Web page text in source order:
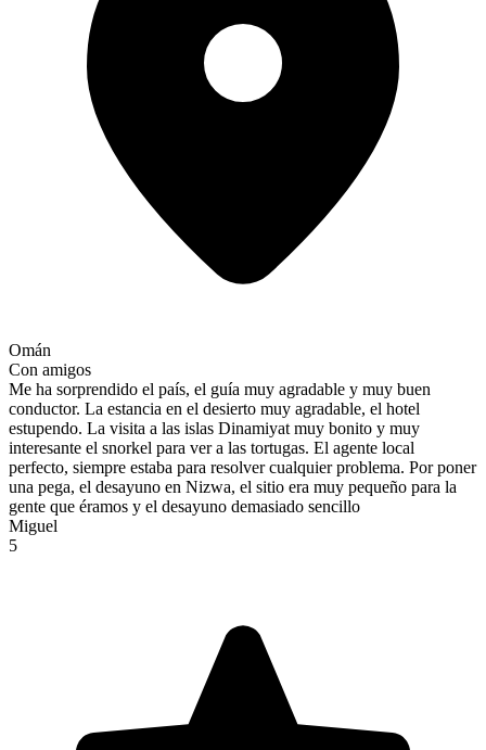
Omán
Con amigos
Me ha sorprendido el país, el guía muy agradable y muy buen
conductor. La estancia en el desierto muy agradable, el hotel
estupendo. La visita a las islas Dinamiyat muy bonito y muy
interesante el snorkel para ver a las tortugas. El agente local
perfecto, siempre estaba para resolver cualquier problema. Por poner
una pega, el desayuno en Nizwa, el sitio era muy pequeño para la
gente que éramos y el desayuno demasiado sencillo
Miguel
5